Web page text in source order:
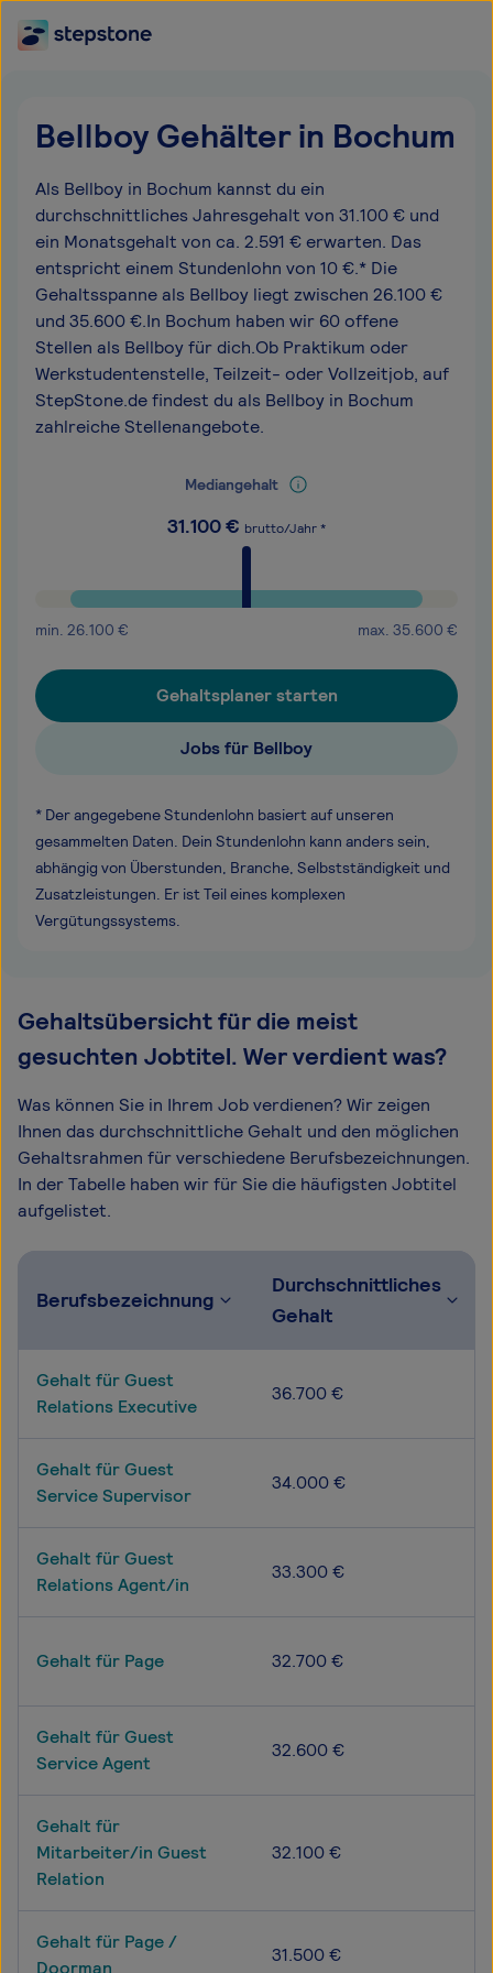
Bellboy Gehälter in Bochum
Als Bellboy in Bochum kannst du ein
durchschnittliches Jahresgehalt von 31.100 € und
ein Monatsgehalt von ca. 2.591 € erwarten. Das
entspricht einem Stundenlohn von 10 €.* Die
Gehaltsspanne als Bellboy liegt zwischen 26.100 €
und 35.600 €.In Bochum haben wir 60 offene
Stellen als Bellboy für dich.Ob Praktikum oder
Werkstudentenstelle, Teilzeit- oder Vollzeitjob, auf
StepStone.de findest du als Bellboy in Bochum
zahlreiche Stellenangebote.
Mediangehalt
31.100€ brutto/Jahr *
min. 26.100 € max. 35.600 €
Gehaltsplaner starten
Jobs für Bellboy
* Der angegebene Stundenlohn basiert auf unseren
gesammelten Daten. Dein Stundenlohn kann anders sein,
abhängig von Überstunden, Branche, Selbstständigkeit und
Zusatzleistungen. Er ist Teil eines komplexen
Vergütungssystems.
Gehaltsübersicht für die meist
gesuchten Jobtitel. Wer verdient was?
Was können Sie in Ihrem Job verdienen? Wir zeigen
Ihnen das durchschnittliche Gehalt und den möglichen
Gehaltsrahmen für verschiedene Berufsbezeichnungen.
In der Tabelle haben wir für Sie die häufigsten Jobtitel
aufgelistet.
Berufsbezeichnung
Durchschnittliches
Gehalt
Gehalt für Guest
Relations Executive
36.700 €
Gehalt für Guest
Service Supervisor
34.000 €
Gehalt für Guest
Relations Agent/in
33.300 €
Gehalt für Page 32.700 €
Gehalt für Guest
Service Agent
32.600 €
Gehalt für
Mitarbeiter/in Guest
Relation
32.100 €
Gehalt für Page /
Doorman
31.500 €